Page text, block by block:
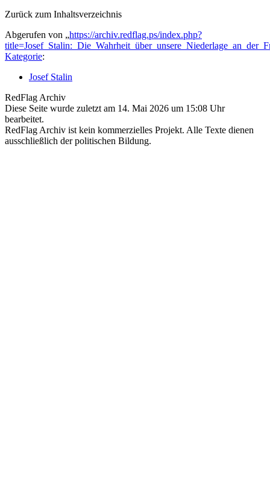
Zurück zum Inhaltsverzeichnis
Abgerufen von „https://archiv.redflag.ps/index.php?
Kategorie:
Josef Stalin
RedFlag Archiv
Diese Seite wurde zuletzt am 14. Mai 2026 um 15:08 Uhr
bearbeitet.
RedFlag Archiv ist kein kommerzielles Projekt. Alle Texte dienen
ausschließlich der politischen Bildung.